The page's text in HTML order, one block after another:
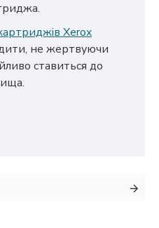
Xerox
не жертвуючи
ставиться до